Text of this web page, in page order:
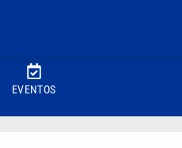
EVENTOS